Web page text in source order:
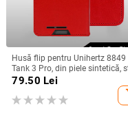
Husă flip pentru Unihertz 8849
Tank 3 Pro, din piele sintetică,
retro
79.50 Lei